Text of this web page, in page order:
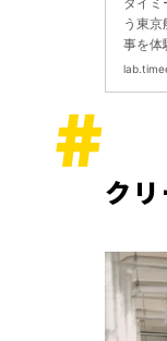
界
う東
事を体
材につ
ク